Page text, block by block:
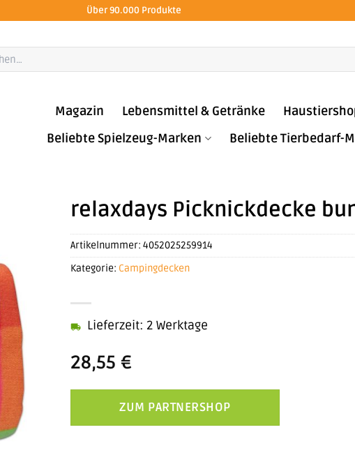
Über 90.000 Produkte
Magazin Lebensmittel & Getränke
Beliebte Spielzeug-Marken
Beliebte Tierbedarf-
relaxdays Picknickdecke
28,55 €
Lieferzeit: 2 Werktage
ZUM PARTNERSHOP
Artikelnummer:4052025259914
Kategorie: Campingdecken